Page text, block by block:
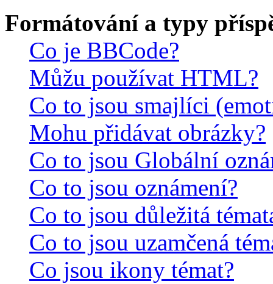
Formátování a typy
Co je BBCode?
Můžu používat HTML?
Co to jsou smajlíci
Mohu přidávat obrázky?
Co to jsou Globální
Co to jsou oznámení?
Co to jsou důležitá
Co to jsou uzamčená
Co jsou ikony témat?